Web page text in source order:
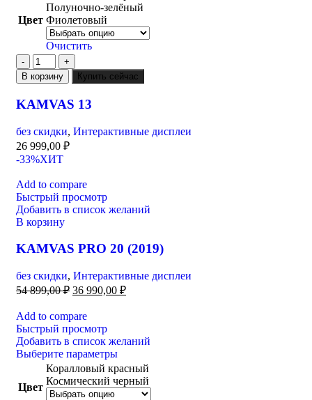
Цвет
Полуночно-зелёный
Фиолетовый
Очистить
В корзину Купить сейчас
KAMVAS 13
без скидки, Интерактивные дисплеи
26 999,00 ₽
-33%ХИТ
Add to compare
Быстрый просмотр
Добавить в список желаний
В корзину
KAMVAS PRO 20 (2019)
без скидки, Интерактивные дисплеи
54 899,00₽ 36 990,00 ₽
Add to compare
Быстрый просмотр
Добавить в список желаний
Выберите параметры
Цвет
Коралловый красный
Космический черный